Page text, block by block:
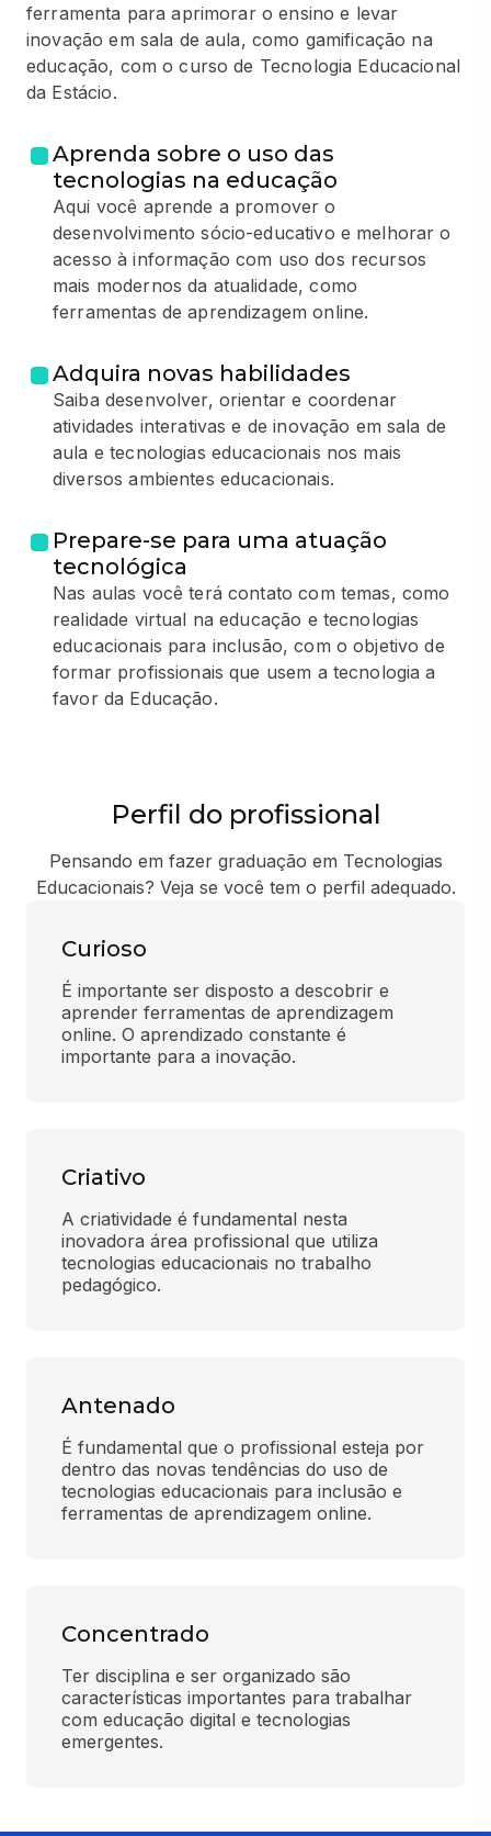
ferramenta para aprimorar o ensino e levar
inovação em sala de aula, como gamificação na
educação, com o curso de Tecnologia Educacional
da Estácio.
Aprenda sobre o uso das
tecnologias na educação
Aqui você aprende a promover o
desenvolvimento sócio-educativo e melhorar o
acesso à informação com uso dos recursos
mais modernos da atualidade, como
ferramentas de aprendizagem online.
Adquira novas habilidades
Saiba desenvolver, orientar e coordenar
atividades interativas e de inovação em sala de
aula e tecnologias educacionais nos mais
diversos ambientes educacionais.
Prepare-se para uma atuação
tecnológica
Nas aulas você terá contato com temas, como
realidade virtual na educação e tecnologias
educacionais para inclusão, com o objetivo de
formar profissionais que usem a tecnologia a
favor da Educação.
Perfil do profissional
Pensando em fazer graduação em Tecnologias
Educacionais? Veja se você tem o perfil adequado.
Curioso
É importante ser disposto a descobrir e
aprender ferramentas de aprendizagem
online. O aprendizado constante é
importante para a inovação.
Criativo
A criatividade é fundamental nesta
inovadora área profissional que utiliza
tecnologias educacionais no trabalho
pedagógico.
Antenado
É fundamental que o profissional esteja por
dentro das novas tendências do uso de
tecnologias educacionais para inclusão e
ferramentas de aprendizagem online.
Concentrado
Ter disciplina e ser organizado são
características importantes para trabalhar
com educação digital e tecnologias
emergentes.